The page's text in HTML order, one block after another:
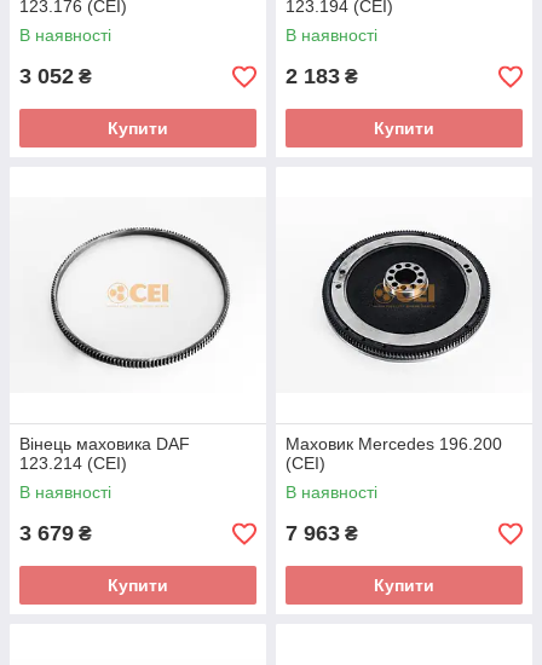
123.176 (CEI)
В наявності
3 052 ₴
Купити
123.194 (CEI)
В наявності
2 183 ₴
Купити
Вінець маховика DAF
123.214 (CEI)
В наявності
3 679 ₴
Купити
Маховик Mercedes 196.200
(CEI)
В наявності
7 963 ₴
Купити